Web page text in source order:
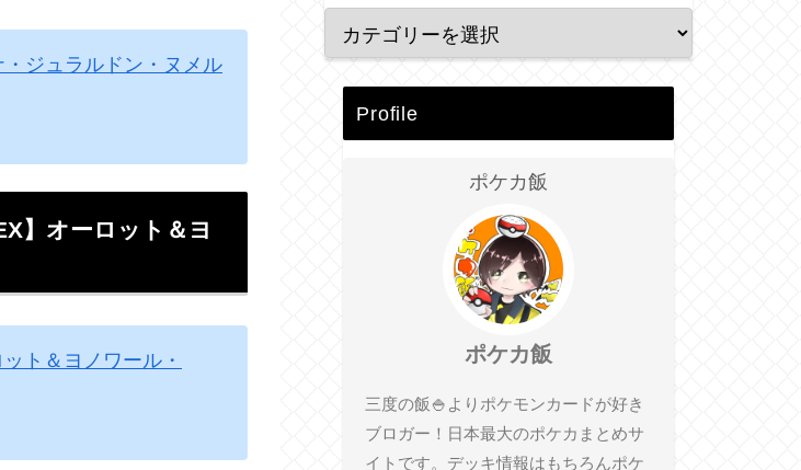
・ジュラルドン・ヌメル
】オーロット＆ヨ
ト＆ヨノワール・
Profile
ポケカ飯
ポケカ飯
三度の飯🍚よりポケモンカードが好き
ブロガー！日本最大のポケカまとめサ
イトです。デッキ情報はもちろんポケ